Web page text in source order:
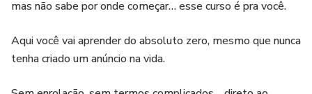
mas não sabe por onde começar… esse curso é pra você.
Aqui você vai aprender do absoluto zero, mesmo que nunca
tenha criado um anúncio na vida.